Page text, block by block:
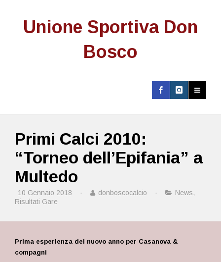
Unione Sportiva Don
Bosco
Primi Calci 2010:
“Torneo dell’Epifania” a
Multedo
10 Gennaio 2018 · donboscocalcio · News,
Risultati Gare
Prima esperienza del nuovo anno per Casanova &
compagni